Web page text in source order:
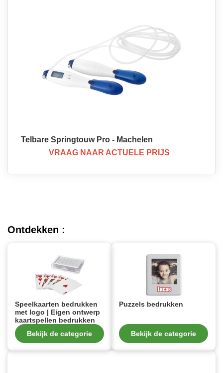
Telbare Springtouw Pro - Machelen
VRAAG NAAR ACTUELE PRIJS
Ontdekken :
Speelkaarten bedrukken
met logo | Eigen ontwerp
kaartspellen bedrukken
Bekijk de categorie
Puzzels bedrukken
Bekijk de categorie